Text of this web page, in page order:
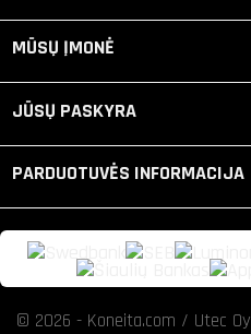
MŪSŲ ĮMONĖ
JŪSŲ PASKYRA
PARDUOTUVĖS INFORMACIJA
© 2026 - Koneita.com / Utec Oy